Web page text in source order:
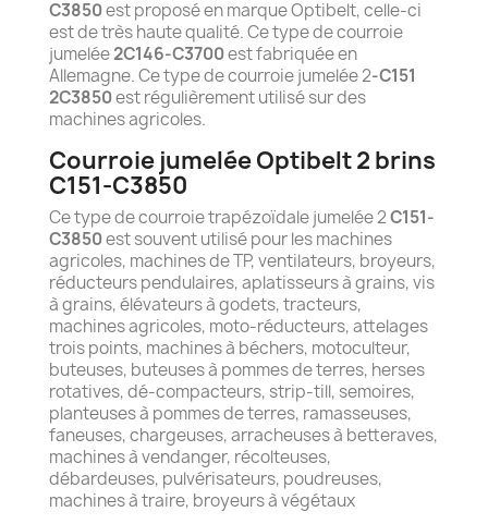
C3850est proposé en marque Optibelt, celle-ci
est de très haute qualité. Ce type de courroie
jumelée2C146-C3700est fabriquée en
Allemagne. Ce type de courroie jumelée 2-C151
2C3850est régulièrement utilisé sur des
machines agricoles.
Courroie jumelée Optibelt 2 brins
C151-C3850
Ce type de courroie trapézoïdale jumelée 2C151-
C3850est souvent utilisé pour les machines
agricoles, machines de TP, ventilateurs, broyeurs,
réducteurs pendulaires, aplatisseurs à grains, vis
à grains, élévateurs à godets, tracteurs,
machines agricoles, moto-réducteurs, attelages
trois points, machines à béchers, motoculteur,
buteuses, buteuses à pommes de terres, herses
rotatives, dé-compacteurs, strip-till, semoires,
planteuses à pommes de terres, ramasseuses,
faneuses, chargeuses, arracheuses à betteraves,
machines à vendanger, récolteuses,
débardeuses, pulvérisateurs, poudreuses,
machines à traire, broyeurs à végétaux